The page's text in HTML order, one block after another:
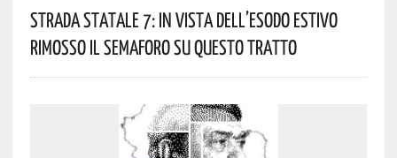
Strada Statale 7: In Vista Dell’esodo Estivo
Rimosso Il Semaforo Su Questo Tratto